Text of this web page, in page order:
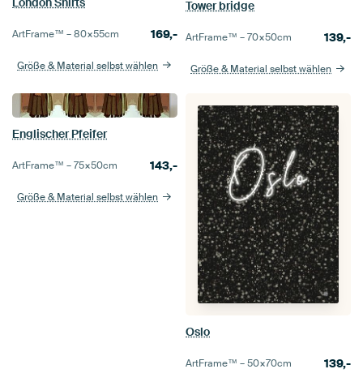
ArtFrame™ –80×55cm 169,-
Größe & Material selbst wählen
Tower bridge
ArtFrame™ –70×50cm 139,-
Größe & Material selbst wählen
Englischer Pfeifer
ArtFrame™ –75×50cm 143,-
Größe & Material selbst wählen
Oslo
ArtFrame™ –50×70cm 139,-